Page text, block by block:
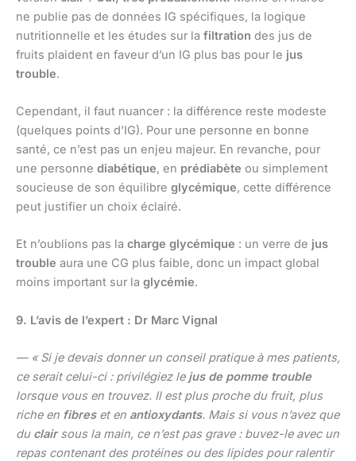
ne publie pas de données IG spécifiques, la logique
nutritionnelle et les études sur la filtration des jus de
fruits plaident en faveur d’un IG plus bas pour le jus
trouble.
Cependant, il faut nuancer : la différence reste modeste
(quelques points d’IG). Pour une personne en bonne
santé, ce n’est pas un enjeu majeur. En revanche, pour
une personne diabétique, en prédiabète ou simplement
soucieuse de son équilibre glycémique, cette différence
peut justifier un choix éclairé.
Et n’oublions pas la charge glycémique : un verre de jus
trouble aura une CG plus faible, donc un impact global
moins important sur la glycémie.
9. L’avis de l’expert : Dr Marc Vignal
— « Si je devais donner un conseil pratique à mes patients,
ce serait celui-ci : privilégiez le jus de pomme trouble
lorsque vous en trouvez. Il est plus proche du fruit, plus
riche en fibreset en antioxydants. Mais si vous n’avez que
du clairsous la main, ce n’est pas grave : buvez-le avec un
repas contenant des protéines ou des lipides pour ralentir